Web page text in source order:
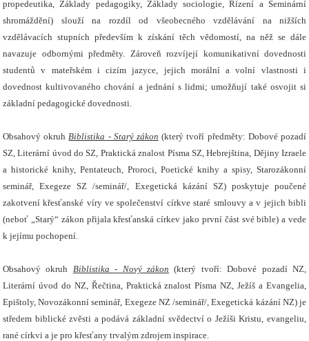
propedeutika, Základy pedagogiky, Základy sociologie, Řízení a Seminární
shromáždění) slouží na rozdíl od všeobecného vzdělávání na nižších
vzdělávacích stupních především k získání těch vědomostí, na něž se dále
navazuje odbornými předměty. Zároveň rozvíjejí komunikativní dovednosti
studentů v mateřském i cizím jazyce, jejich morální a volní vlastnosti i
dovednost kultivovaného chování a jednání s lidmi; umožňují také osvojit si
základní pedagogické dovednosti.
Obsahový okruhBiblistika - Starý zákon (který tvoří předměty: Dobové pozadí
SZ, Literární úvod do SZ, Praktická znalost Písma SZ, Hebrejština, Dějiny Izraele
a historické knihy, Pentateuch, Proroci, Poetické knihy a spisy, Starozákonní
seminář, Exegeze SZ /seminář/, Exegetická kázání SZ) poskytuje poučené
zakotvení křesťanské víry ve společenství církve staré smlouvy a v jejich bibli
(neboť „Starý“ zákon přijala křesťanská církev jako první část své bible) a vede
k jejímu pochopení.
Obsahový okruh Biblistika - Nový zákon (který tvoří: Dobové pozadí NZ,
Literární úvod do NZ, Řečtina, Praktická znalost Písma NZ, Ježíš a Evangelia,
Epištoly, Novozákonní seminář, Exegeze NZ /seminář/, Exegetická kázání NZ) je
středem biblické zvěsti a podává základní svědectví o Ježíši Kristu, evangeliu,
rané církvi a je pro křesťany trvalým zdrojem inspirace.